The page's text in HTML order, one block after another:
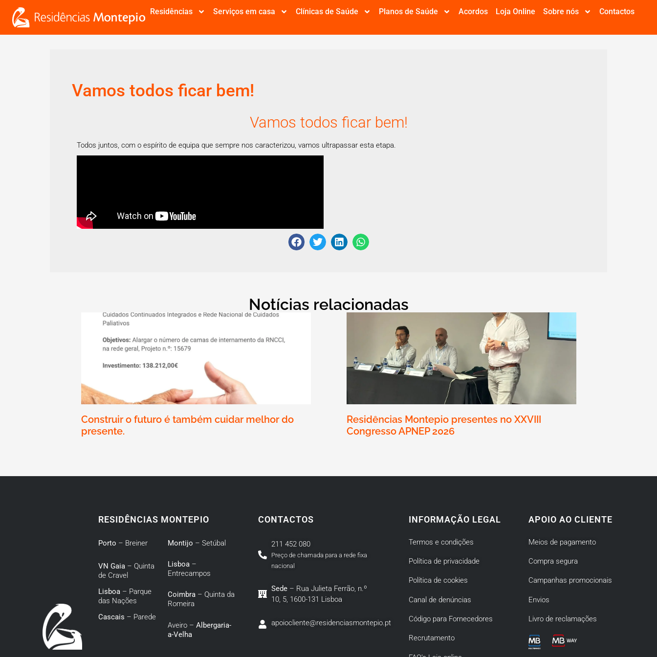
Residências Serviços em casa Clínicas de Saúde Planos de Saúde Acordos Loja Online Sobre nós Contactos
Vamos todos ficar bem!
Vamos todos ficar bem!
Todos juntos, com o espírito de equipa que sempre nos caracterizou, vamos ultrapassar esta etapa.
Notícias relacionadas
Construir o futuro é também cuidar melhor do
presente.
Residências Montepio presentes no XXVIII
Congresso APNEP 2026
RESIDÊNCIAS MONTEPIO
Porto – Breiner
VN Gaia – Quinta
de Cravel
Lisboa – Parque
das Nações
Cascais – Parede
Montijo – Setúbal
Lisboa–
Entrecampos
Coimbra– Quinta da
Romeira
Aveiro – Albergaria-
a-Velha
CONTACTOS
211 452 080
Preço de chamada para a rede fixa
nacional
Sede – Rua Julieta Ferrão, n.º
10, 5, 1600-131 Lisboa
apoiocliente@residenciasmontepio.pt
INFORMAÇÃO LEGAL
Termos e condições
Política de privacidade
Política de cookies
Canal de denúncias
Código para Fornecedores
Recrutamento
APOIO AO CLIENTE
Meios de pagamento
Compra segura
Campanhas promocionais
Envios
Livro de reclamações